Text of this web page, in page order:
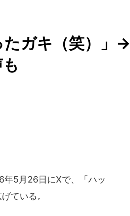
たガキ（笑）」→
5月26日にXで、「ハッ
ている。